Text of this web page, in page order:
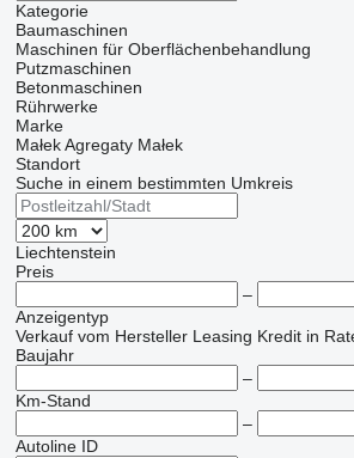
Kategorie
Baumaschinen
Maschinen für Oberflächenbehandlung
Putzmaschinen
Betonmaschinen
Rührwerke
Marke
Małek Agregaty Małek
Standort
Suche in einem bestimmten Umkreis
Liechtenstein
Preis
–
Anzeigentyp
Verkauf vom Hersteller Leasing Kredit in
Baujahr
–
Km-Stand
–
Autoline ID